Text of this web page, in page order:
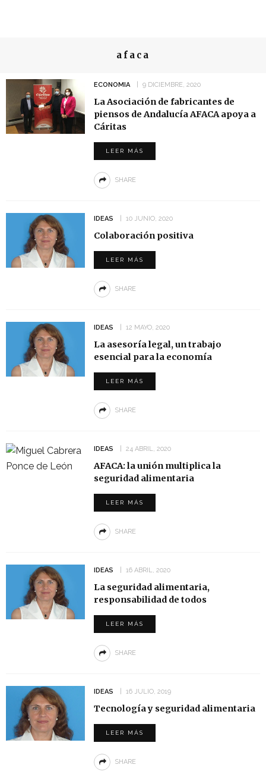
afaca
ECONOMIA 9 DICIEMBRE, 2020
La Asociación de fabricantes de
piensos de Andalucía AFACA apoya a
Cáritas
LEER MÁS
SHARE
IDEAS 10 JUNIO, 2020
Colaboración positiva
LEER MÁS
SHARE
IDEAS 12 MAYO, 2020
La asesoría legal, un trabajo
esencial para la economía
LEER MÁS
SHARE
IDEAS 24 ABRIL, 2020
AFACA: la unión multiplica la
seguridad alimentaria
LEER MÁS
SHARE
IDEAS 16 ABRIL, 2020
La seguridad alimentaria,
responsabilidad de todos
LEER MÁS
SHARE
IDEAS 16 JULIO, 2019
Tecnología y seguridad alimentaria
LEER MÁS
SHARE